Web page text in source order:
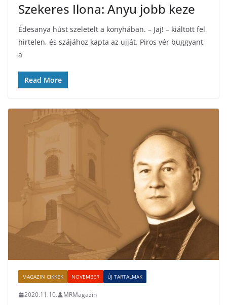
Szekeres Ilona: Anyu jobb keze
Édesanya húst szeletelt a konyhában. – Jaj! – kiáltott fel
hirtelen, és szájához kapta az ujját. Piros vér buggyant
a
Read More
MAGAZIN CIKKEK NOVEMBER ÚJ TARTALMAK
2020.11.10. MRMagazin